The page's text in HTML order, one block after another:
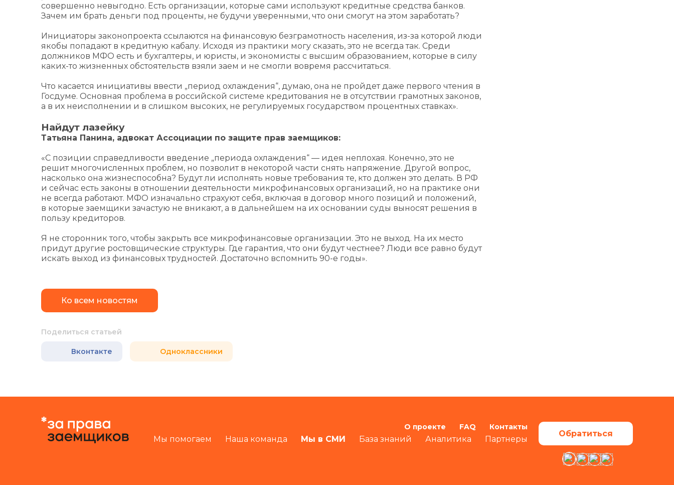
совершенно невыгодно. Есть организации, которые сами используют кредитные средства банков.
Зачем им брать деньги под проценты, не будучи уверенными, что они смогут на этом заработать?
Инициаторы законопроекта ссылаются на финансовую безграмотность населения, из-за которой люди
якобы попадают в кредитную кабалу. Исходя из практики могу сказать, это не всегда так. Среди
должников МФО есть и бухгалтеры, и юристы, и экономисты с высшим образованием, которые в силу
каких-то жизненных обстоятельств взяли заем и не смогли вовремя рассчитаться.
Что касается инициативы ввести „период охлаждения“, думаю, она не пройдет даже первого чтения в
Госдуме. Основная проблема в российской системе кредитования не в отсутствии грамотных законов,
а в их неисполнении и в слишком высоких, не регулируемых государством процентных ставках».
Найдут лазейку
Татьяна Панина, адвокат Ассоциации по защите прав заемщиков:
«С позиции справедливости введение „периода охлаждения“ — идея неплохая. Конечно, это не
решит многочисленных проблем, но позволит в некоторой части снять напряжение. Другой вопрос,
насколько она жизнеспособна? Будут ли исполнять новые требования те, кто должен это делать. В РФ
и сейчас есть законы в отношении деятельности микрофинансовых организаций, но на практике они
не всегда работают. МФО изначально страхуют себя, включая в договор много позиций и положений,
в которые заемщики зачастую не вникают, а в дальнейшем на их основании суды выносят решения в
пользу кредиторов.
Я не сторонник того, чтобы закрыть все микрофинансовые организации. Это не выход. На их место
придут другие ростовщические структуры. Где гарантия, что они будут честнее? Люди все равно будут
искать выход из финансовых трудностей. Достаточно вспомнить 90-е годы».
Ко всем новостям
Поделиться статьей
Вконтакте Одноклассники
Мы помогаем Наша команда Мы в СМИ База знаний Аналитика Партнеры
О проекте FAQ Контакты
Обратиться